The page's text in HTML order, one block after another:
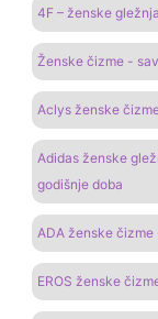
4F – ženske
Ženske čizme -
Aclys ženske
Adidas ženske
godišnje doba
ADA ženske
EROS ženske